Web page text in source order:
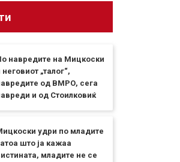
навредите на Мицкоски
неговиот „талог“,
од ВМРО, сега
и од Стоилковиќ
удри по младите
што ја кажаа
младите не се